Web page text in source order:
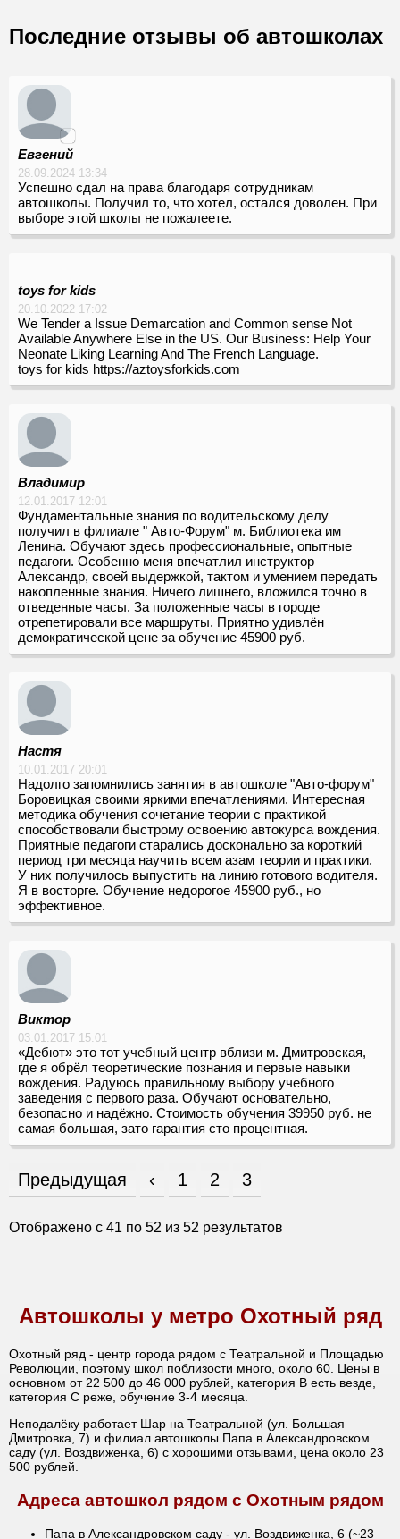
Последние отзывы об автошколах
Евгений
28.09.2024 13:34
Успешно сдал на права благодаря сотрудникам
автошколы. Получил то, что хотел, остался доволен. При
выборе этой школы не пожалеете.
toys for kids
20.10.2022 17:02
We Tender a Issue Demarcation and Common sense Not
Available Anywhere Else in the US. Our Business: Help Your
Neonate Liking Learning And The French Language.
toys for kids https://aztoysforkids.com
Владимир
12.01.2017 12:01
Фундаментальные знания по водительскому делу
получил в филиале " Авто-Форум" м. Библиотека им
Ленина. Обучают здесь профессиональные, опытные
педагоги. Особенно меня впечатлил инструктор
Александр, своей выдержкой, тактом и умением передать
накопленные знания. Ничего лишнего, вложился точно в
отведенные часы. За положенные часы в городе
отрепетировали все маршруты. Приятно удивлён
демократической цене за обучение 45900 руб.
Настя
10.01.2017 20:01
Надолго запомнились занятия в автошколе "Авто-форум"
Боровицкая своими яркими впечатлениями. Интересная
методика обучения сочетание теории с практикой
способствовали быстрому освоению автокурса вождения.
Приятные педагоги старались досконально за короткий
период три месяца научить всем азам теории и практики.
У них получилось выпустить на линию готового водителя.
Я в восторге. Обучение недорогое 45900 руб., но
эффективное.
Виктор
03.01.2017 15:01
«Дебют» это тот учебный центр вблизи м. Дмитровская,
где я обрёл теоретические познания и первые навыки
вождения. Радуюсь правильному выбору учебного
заведения с первого раза. Обучают основательно,
безопасно и надёжно. Стоимость обучения 39950 руб. не
самая большая, зато гарантия сто процентная.
Предыдущая ‹ 1 2 3
Отображено с 41 по 52 из 52 результатов
Автошколы у метро Охотный ряд
Охотный ряд - центр города рядом с Театральной и Площадью
Революции, поэтому школ поблизости много, около 60. Цены в
основном от 22 500 до 46 000 рублей, категория B есть везде,
категория C реже, обучение 3-4 месяца.
Неподалёку работает Шар на Театральной (ул. Большая
Дмитровка, 7) и филиал автошколы Папа в Александровском
саду (ул. Воздвиженка, 6) с хорошими отзывами, цена около 23
500 рублей.
Адреса автошкол рядом с Охотным рядом
Папа в Александровском саду - ул. Воздвиженка, 6 (~23